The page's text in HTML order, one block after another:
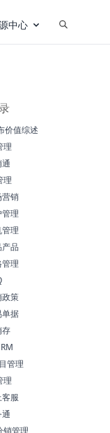
中心
价值综述
理
理
营销
理
理
品
理
政策
单据
存
管理
理
服
销管理